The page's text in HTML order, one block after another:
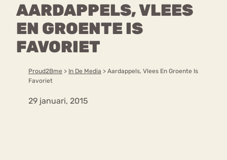
inhoud
AARDAPPELS, VLEES
EN GROENTE IS
FAVORIET
Proud2Bme > In De Media > Aardappels, Vlees En Groente Is
Favoriet
29 januari, 2015
Content
Over proud2bme
Contact
Proud in de media
Vacatures
VEEL GEZOCHTE TERMEN